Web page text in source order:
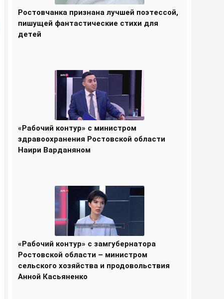
Ростовчанка признана лучшей поэтессой,
пишущей фантастические стихи для
детей
«Рабочий контур» с министром
здравоохранения Ростовской области
Наири Варданяном
«Рабочий контур» с замгубернатора
Ростовской области – министром
сельского хозяйства и продовольствия
Анной Касьяненко